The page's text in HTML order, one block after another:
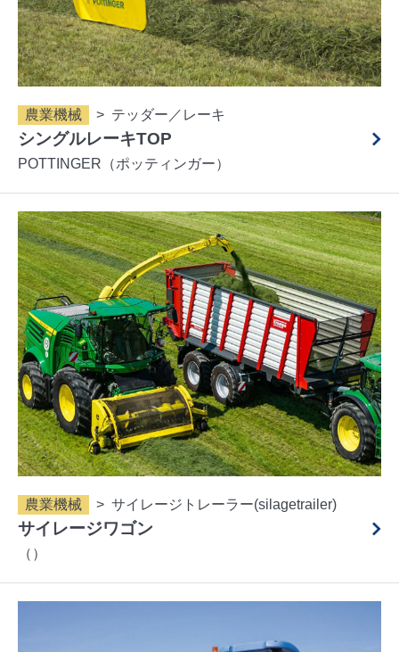
農業機械 テッダー／レーキ
シングルレーキTOP
POTTINGER（ポッティンガー）
農業機械 サイレージトレーラー(silagetrailer)
サイレージワゴン
（）